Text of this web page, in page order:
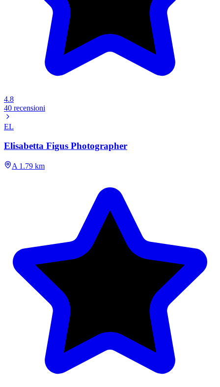
4.8
40 recensioni
EL
Elisabetta Figus Photographer
A 1.79 km